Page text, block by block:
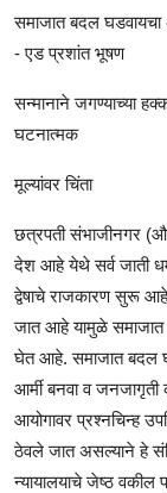
मनोरंजन
आर्थिक
समाजात बदल घडवायचा
- एड प्रशांत भूषण
सन्मानाने जगण्याच्या
घटनात्मक
मूल्यांवर चिंता
छत्रपती संभाजीनगर
देश आहे येथे सर्व जाती
द्वेषाचे राजकारण सुरू
जात आहे यामुळे समाजात
घेत आहे. समाजात बदल
आर्मी बनवा व
आयोगावर प्रश्नचिन्ह
ठेवले जात असल्याने हे
न्यायालयाचे जेष्ठ वकील